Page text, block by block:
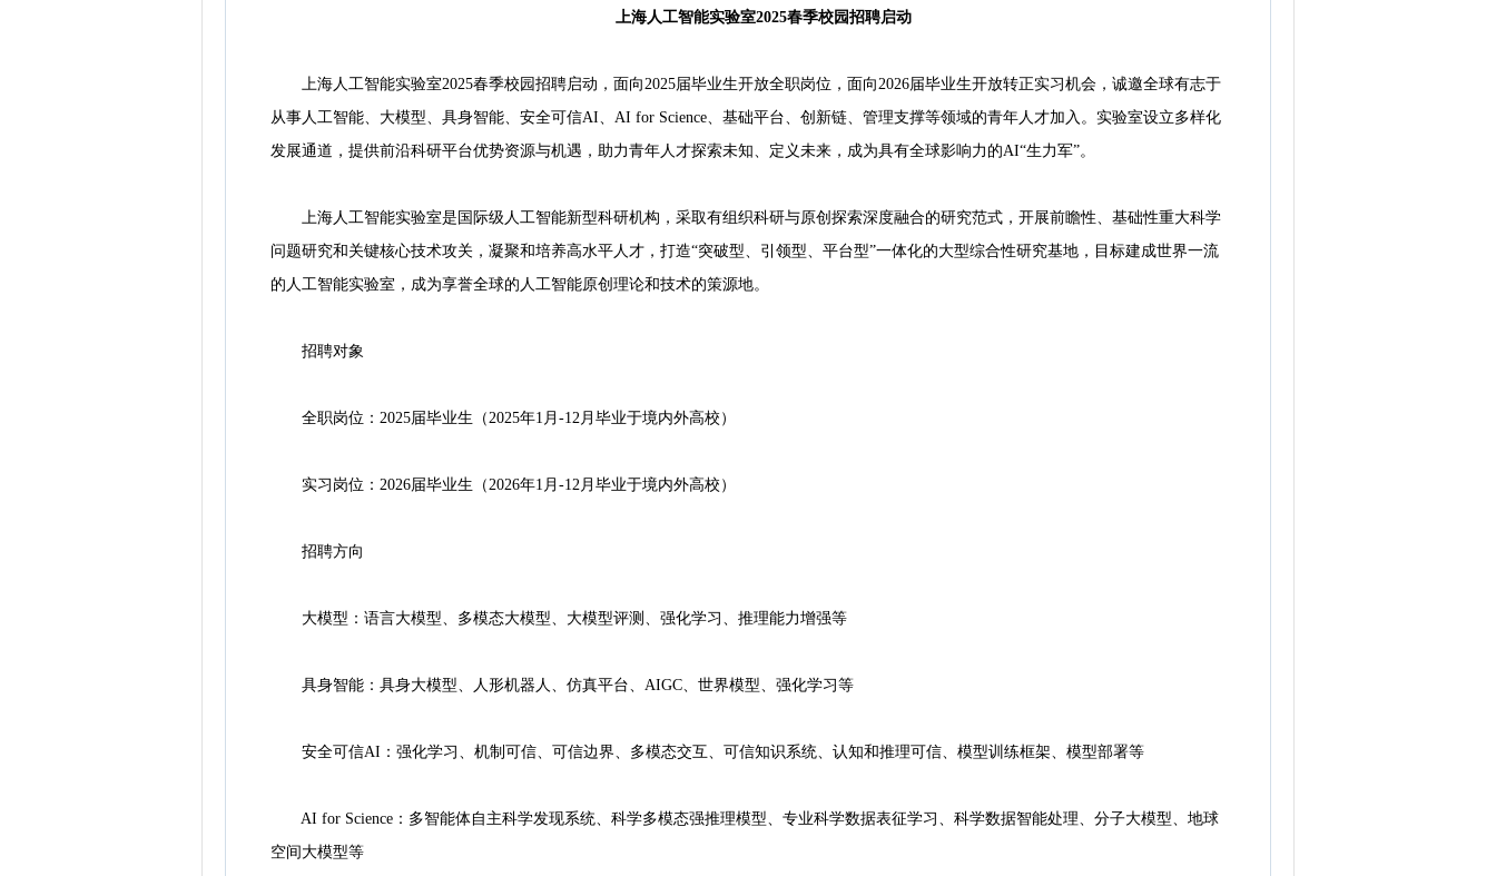
上海人工智能实验室2025春季校园招聘启动
上海人工智能实验室2025春季校园招聘启动，面向2025届毕业生开放全职岗位，面向2026届毕业生开放转正实习机会，诚邀全球有志于
从事人工智能、大模型、具身智能、安全可信AI、AI for Science、基础平台、创新链、管理支撑等领域的青年人才加入。实验室设立多样化
发展通道，提供前沿科研平台优势资源与机遇，助力青年人才探索未知、定义未来，成为具有全球影响力的AI“生力军”。
上海人工智能实验室是国际级人工智能新型科研机构，采取有组织科研与原创探索深度融合的研究范式，开展前瞻性、基础性重大科学
问题研究和关键核心技术攻关，凝聚和培养高水平人才，打造“突破型、引领型、平台型”一体化的大型综合性研究基地，目标建成世界一流
的人工智能实验室，成为享誉全球的人工智能原创理论和技术的策源地。
招聘对象
全职岗位：2025届毕业生（2025年1月-12月毕业于境内外高校）
实习岗位：2026届毕业生（2026年1月-12月毕业于境内外高校）
招聘方向
大模型：语言大模型、多模态大模型、大模型评测、强化学习、推理能力增强等
具身智能：具身大模型、人形机器人、仿真平台、AIGC、世界模型、强化学习等
安全可信AI：强化学习、机制可信、可信边界、多模态交互、可信知识系统、认知和推理可信、模型训练框架、模型部署等
AI for Science：多智能体自主科学发现系统、科学多模态强推理模型、专业科学数据表征学习、科学数据智能处理、分子大模型、地球
空间大模型等